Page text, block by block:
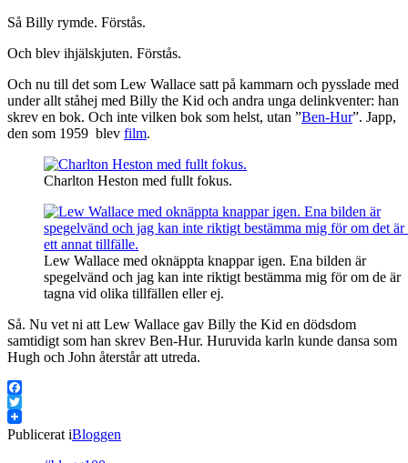
Så Billy rymde. Förstås.
Och blev ihjälskjuten. Förstås.
Och nu till det som Lew Wallace satt på kammarn och pysslade med
under allt ståhej med Billy the Kid och andra unga delinkventer: han
skrev en bok. Och inte vilken bok som helst, utan ”Ben-Hur”. Japp,
den som 1959 blev film.
Charlton Heston med fullt fokus.
Lew Wallace med oknäppta knappar igen. Ena bilden är
spegelvänd och jag kan inte riktigt bestämma mig för om de är
tagna vid olika tillfällen eller ej.
Så. Nu vet ni att Lew Wallace gav Billy the Kid en dödsdom
samtidigt som han skrev Ben-Hur. Huruvida karln kunde dansa som
Hugh och John återstår att utreda.
Facebook
Twitter
Publicerat iBloggen